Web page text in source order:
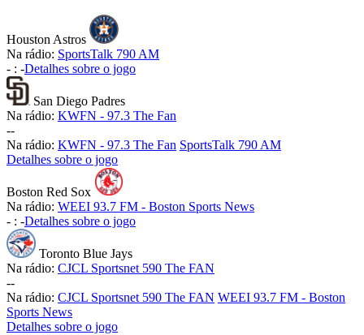
Houston Astros
Na rádio: SportsTalk 790 AM
- : -Detalhes sobre o jogo
San Diego Padres
Na rádio: KWFN - 97.3 The Fan
--
Na rádio: KWFN - 97.3 The Fan SportsTalk 790 AM
Detalhes sobre o jogo
Boston Red Sox
Na rádio: WEEI 93.7 FM - Boston Sports News
- : -Detalhes sobre o jogo
Toronto Blue Jays
Na rádio: CJCL Sportsnet 590 The FAN
--
Na rádio: CJCL Sportsnet 590 The FAN WEEI 93.7 FM - Boston
Sports News
Detalhes sobre o jogo